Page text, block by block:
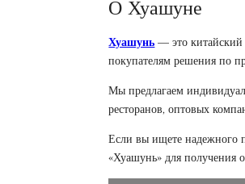
О Хуашуне
Хуашунь — это китайский
покупателям решения по
Мы предлагаем
ресторанов, оптовых
Если вы ищете надежного
«Хуашунь» для получения